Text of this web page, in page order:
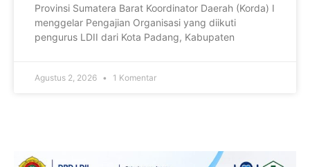
Provinsi Sumatera Barat Koordinator Daerah (Korda) I
menggelar Pengajian Organisasi yang diikuti
pengurus LDII dari Kota Padang, Kabupaten
Agustus 2, 2026 1 Komentar